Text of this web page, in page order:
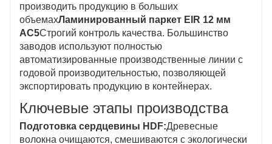
производить продукцию в больших
объемахЛаминированный паркет EIR 12 мм
AC5Строгий контроль качества. Большинство
заводов используют полностью
автоматизированные производственные линии с
годовой производительностью, позволяющей
экспортировать продукцию в контейнерах.
Ключевые этапы производства
Подготовка сердцевины HDF:Древесные
волокна очищаются, смешиваются с экологически